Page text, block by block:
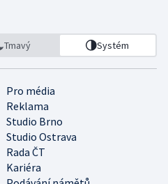
Tmavý Systém
Pro média
Reklama
Studio Brno
Studio Ostrava
Rada ČT
Kariéra